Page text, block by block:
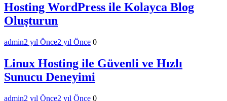
Hosting WordPress ile Kolayca Blog
Oluşturun
admin2 yıl Önce2 yıl Önce 0
Linux Hosting ile Güvenli ve Hızlı
Sunucu Deneyimi
admin2 yıl Önce2 yıl Önce 0